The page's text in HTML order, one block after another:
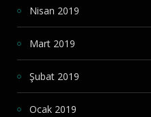
Nisan 2019
Mart 2019
Şubat 2019
Ocak 2019